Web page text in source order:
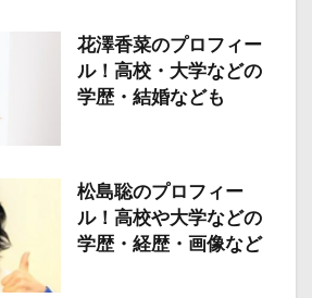
花澤香菜のプロフィー
ル！高校・大学などの
学歴・結婚なども
松島聡のプロフィー
ル！高校や大学などの
学歴・経歴・画像など